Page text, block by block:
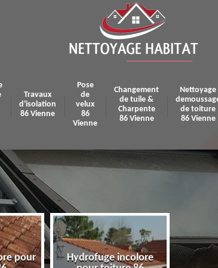
Travaux
d'isolation
86 Vienne
Pose
de
velux
86
Vienne
Changement
de tuile &
Charpente
86 Vienne
Nettoyage
de toiture
86 Vienne
pour
Hydrofuge incolore
Pose